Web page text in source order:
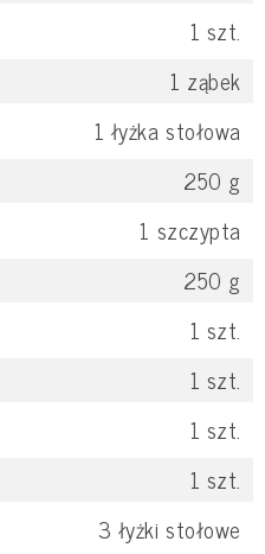
1 szt.
1 ząbek
1 łyżka stołowa
250 g
1 szczypta
250 g
1 szt.
1 szt.
1 szt.
1 szt.
3 łyżki stołowe